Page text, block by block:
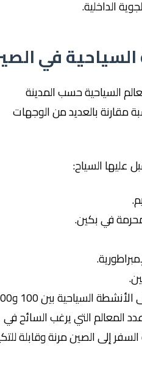
في الصين
حسب المدينة
بالعديد من الوجهات
السياح:
في بكين.
ويتراوح متوسط الإنفاق على الأنشطة السياحية بين 100 و500
التي يرغب السائح في
إلى الصين مرنة وقابلة للتكيف